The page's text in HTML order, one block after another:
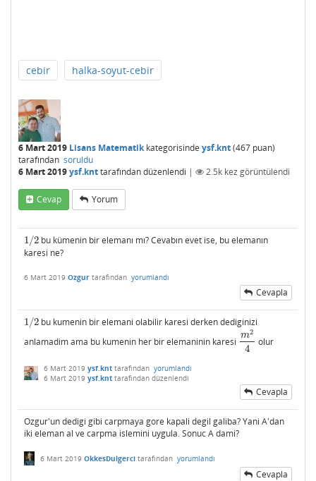
cebir halka-soyut-cebir
6 Mart 2019 Lisans Matematikkategorisinde ysf.knt(467 puan)
tarafından soruldu
6 Mart 2019ysf.knttarafındandüzenlendi | 2.5k kez görüntülendi
Cevap Yorum
1/2
1/2 bu kümenin bir elemanı mı? Cevabın evet ise, bu elemanın
karesi ne?
6 Mart 2019 Ozgur tarafından yorumlandı
Cevapla
1/2
1/2 bu kumenin bir elemani olabilir karesi derken dediginizi
anlamadim ama bu kumenin her bir elemaninin karesi
m2
4
m24 olur
6 Mart 2019 ysf.knt tarafından yorumlandı
6 Mart 2019 ysf.knt tarafından düzenlendi
Cevapla
Ozgur'un dedigi gibi carpmaya gore kapali degil galiba? Yani A'dan
iki eleman al ve carpma islemini uygula. Sonuc A dami?
6 Mart 2019 OkkesDulgerci tarafından yorumlandı
Cevapla